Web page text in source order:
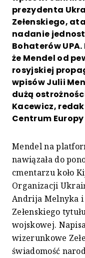
prezydenta
Zełenskiego,
nadanie
Bohaterów
że Mendel od
rosyjskiej
wpisów Julii
dużą
Kacewicz,
Centrum
Mendel na
nawiązała do
cmentarzu koło
Organizacji
Andrija Melnyka i
Zełenskiego
wojskowej.
wizerunkowe
świadomość